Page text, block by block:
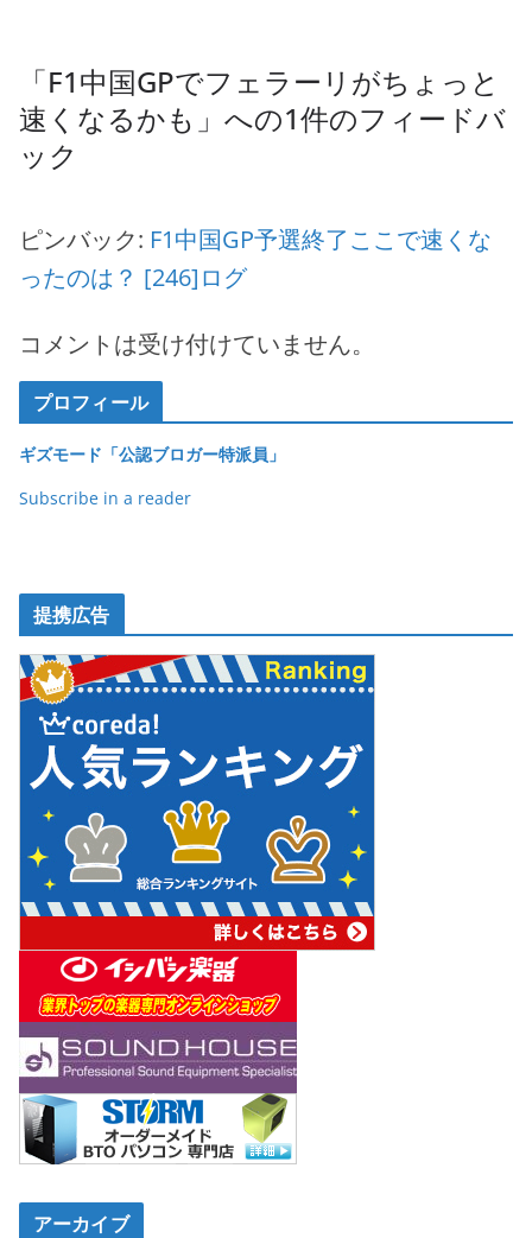
「F1中国GPでフェラーリがちょっと
速くなるかも 」への1件のフィードバ
ック
ピンバック: F1中国GP予選終了ここで速くな
ったのは？ [246]ログ
コメントは受け付けていません。
プロフィール
ギズモード「公認ブロガー特派員」
Subscribe in a reader
提携広告
アーカイブ